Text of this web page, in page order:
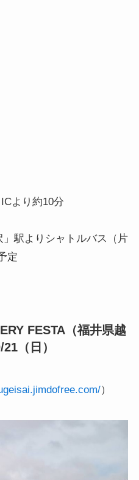
より約10分
駅よりシャトルバス（片
定
FESTA（福井県越
（日）
）